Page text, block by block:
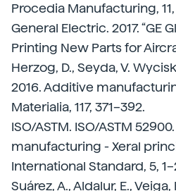
Procedia Manufacturing,
General Electric. 2017. “GE
Printing New Parts for
Herzog, D., Seyda, V.
2016. Additive
Materialia, 117, 371–392.
ISO/ASTM. ISO/ASTM
manufacturing - Xeral
International Standard, 5,
Suárez, A., Aldalur, E., Veiga,